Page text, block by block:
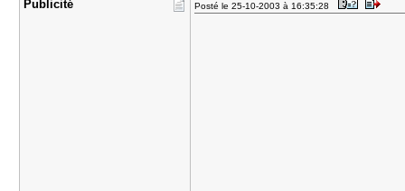
Publicité Posté le 25-10-2003 à 16:35:28